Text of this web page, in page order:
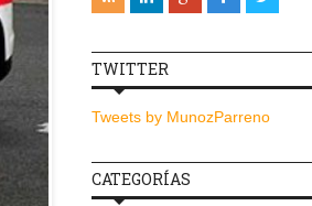
TWITTER
Tweets by MunozParreno
CATEGORÍAS